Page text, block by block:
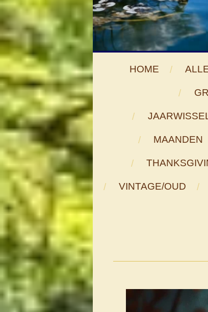
HOME
MAANDEN
VINTAGE/OUD